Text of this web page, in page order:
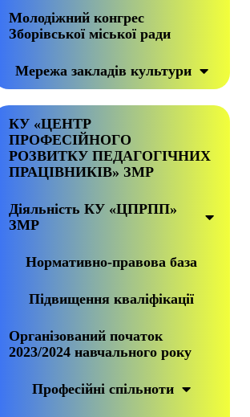
Молодіжний конгрес
Зборівської міської ради
Мережа закладів культури
КУ «ЦЕНТР
ПРОФЕСІЙНОГО
РОЗВИТКУ ПЕДАГОГІЧНИХ
ПРАЦІВНИКІВ» ЗМР
Діяльність КУ «ЦПРПП»
ЗМР
Нормативно-правова база
Підвищення кваліфікації
Організований початок
2023/2024 навчального року
Професійні спільноти